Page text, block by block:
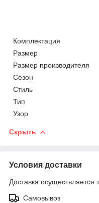
Комплектация
Размер
Размер производителя
Сезон
Стиль
Тип
Узор
Скрыть
Условия доставки
Доставка осуществляется
Самовывоз